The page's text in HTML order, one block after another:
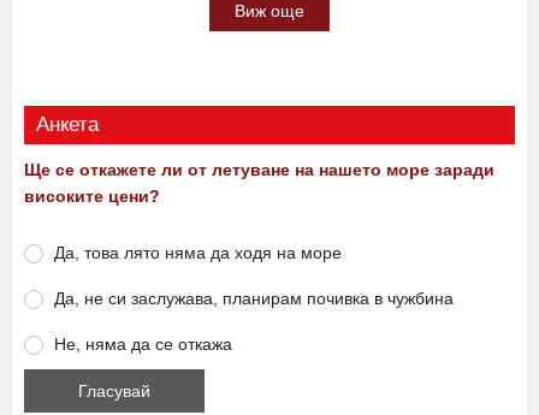
Виж още
Анкета
Ще се откажете ли от летуване на нашето море заради
високите цени?
Да, това лято няма да ходя на море
Да, не си заслужава, планирам почивка в чужбина
Не, няма да се откажа